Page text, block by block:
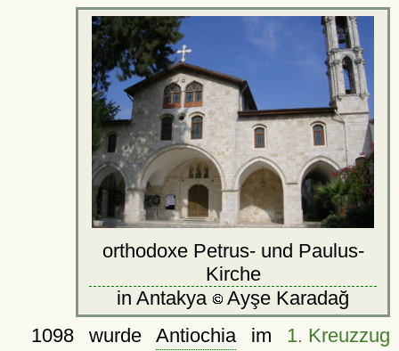
orthodoxe Petrus- und Paulus-
Kirche
in Antakya
Ayşe Karadağ
1098 wurdeAntiochia im 1. Kreuzzug